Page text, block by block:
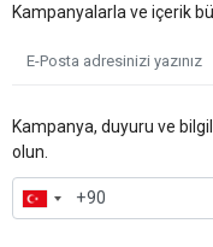
Kampanyalarla ve içerik
Kampanya, duyuru ve
olun.